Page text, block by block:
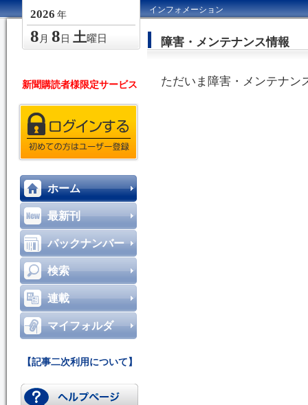
2026 年
8 月 8 日 土曜日
インフォメーション
新聞購読者様限定サービス
ホーム
最新刊
バックナンバー
検索
連載
マイフォルダ
【記事二次利用について】
障害・メンテナンス情報
ただいま障害・メンテナン